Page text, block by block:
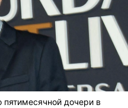
дочери в